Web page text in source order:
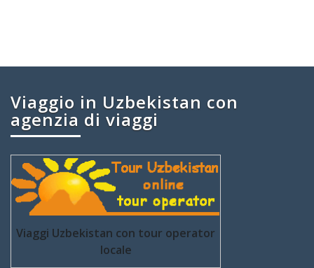
Viaggio in Uzbekistan con
agenzia di viaggi
Viaggi Uzbekistan con tour operator
locale